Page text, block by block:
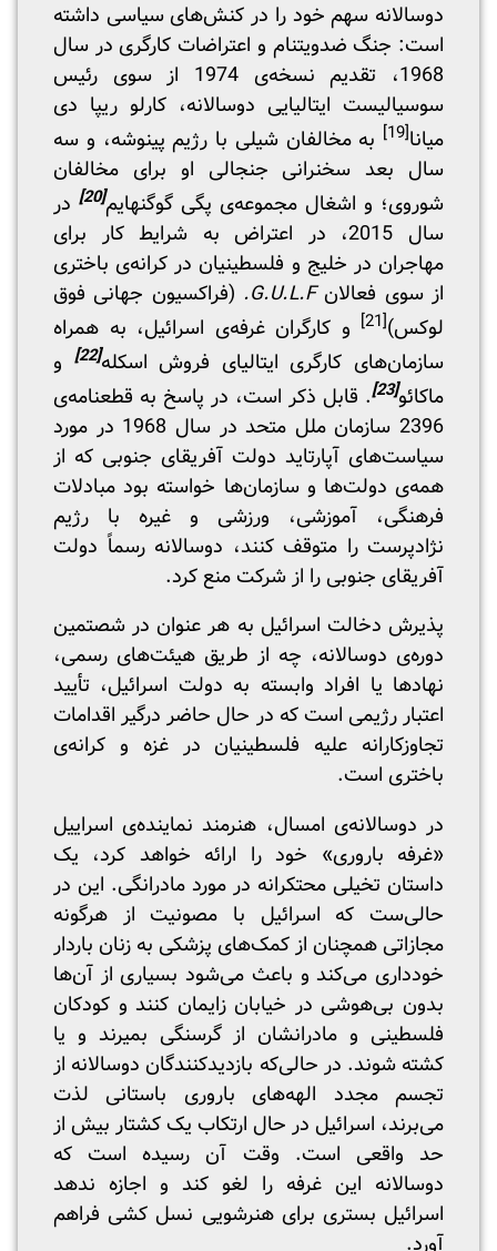
دوسالانه سهم خود را در کنش‌های سیاسی داشته
‌است: جنگ ضد‌ویتنام و اعتراضات کارگری در سال
1968، تقدیم نسخه‌ی 1974 از سوی رئیس
سوسیالیست ایتالیایی دوسالانه، کارلو ریپا دی
میانا[19]
به مخالفان شیلی با رژیم پینوشه، و سه
سال بعد سخنرانی جنجالی او برای مخالفان
شوروی؛ و اشغال مجموعه‌ی پگی گوگنهایم[20]
در
سال 2015، در اعتراض به شرایط کار برای
مهاجران در خلیج و فلسطینیان در کرانه‌ی باختری
از سوی فعالانG.U.L.F. (فراکسیون جهانی فوق
لوکس)[21]
و کارگران غرفه‌ی اسرائیل، به همراه
سازمان‌های کارگری ایتالیای فروش اسکله‌[22]
و
ماکائو[23]
. قابل ذکر است، در پاسخ به قطعنامه‌ی
2396 سازمان ملل متحد در سال 1968 در مورد
سیاست‌های آپارتاید دولت آفریقای جنوبی که از
همه‌ی دولت‌ها و سازمان‌ها خواسته بود مبادلات
فرهنگی، آموزشی، ورزشی و غیره با رژیم
نژادپرست را متوقف کنند، دوسالانه رسماً دولت
آفریقای جنوبی را از شرکت منع کرد.
پذیرش دخالت اسرائیل به هر عنوان در شصتمین
دوره‌ی دوسالانه، چه از طریق هیئت‌های رسمی،
نهادها یا افراد وابسته به دولت اسرائیل، تأیید
اعتبار رژیمی است که در حال حاضر درگیر اقدامات
تجاوزکارانه علیه فلسطینیان در غزه و کرانه‌ی
باختری است.
در دوسالانه‌ی امسال، هنرمند نماینده‌ی اسراییل
«غرفه باروری» خود را ارائه خواهد کرد، یک
داستان تخیلی محتکرانه در مورد مادرانگی. این در
حالی‌ست که اسرائیل با مصونیت از هرگونه
مجازاتی همچنان از کمک‌های پزشکی به زنان باردار
خودداری می‌کند و باعث می‌شود بسیاری از آن‌ها
بدون بی‌هوشی در خیابان زایمان کنند و کودکان
فلسطینی و مادرانشان از گرسنگی بمیرند و یا
کشته شوند. در حالی‌که بازدیدکنندگان دوسالانه از
تجسم مجدد الهه‌های باروری باستانی لذت
می‌برند، اسرائیل در حال ارتکاب یک کشتار بیش از
حد واقعی است‌. وقت آن رسیده است که
دوسالانه این غرفه را لغو کند و اجازه ندهد
اسرائیل بستری برای هنرشویی نسل کشی فراهم
آورد.